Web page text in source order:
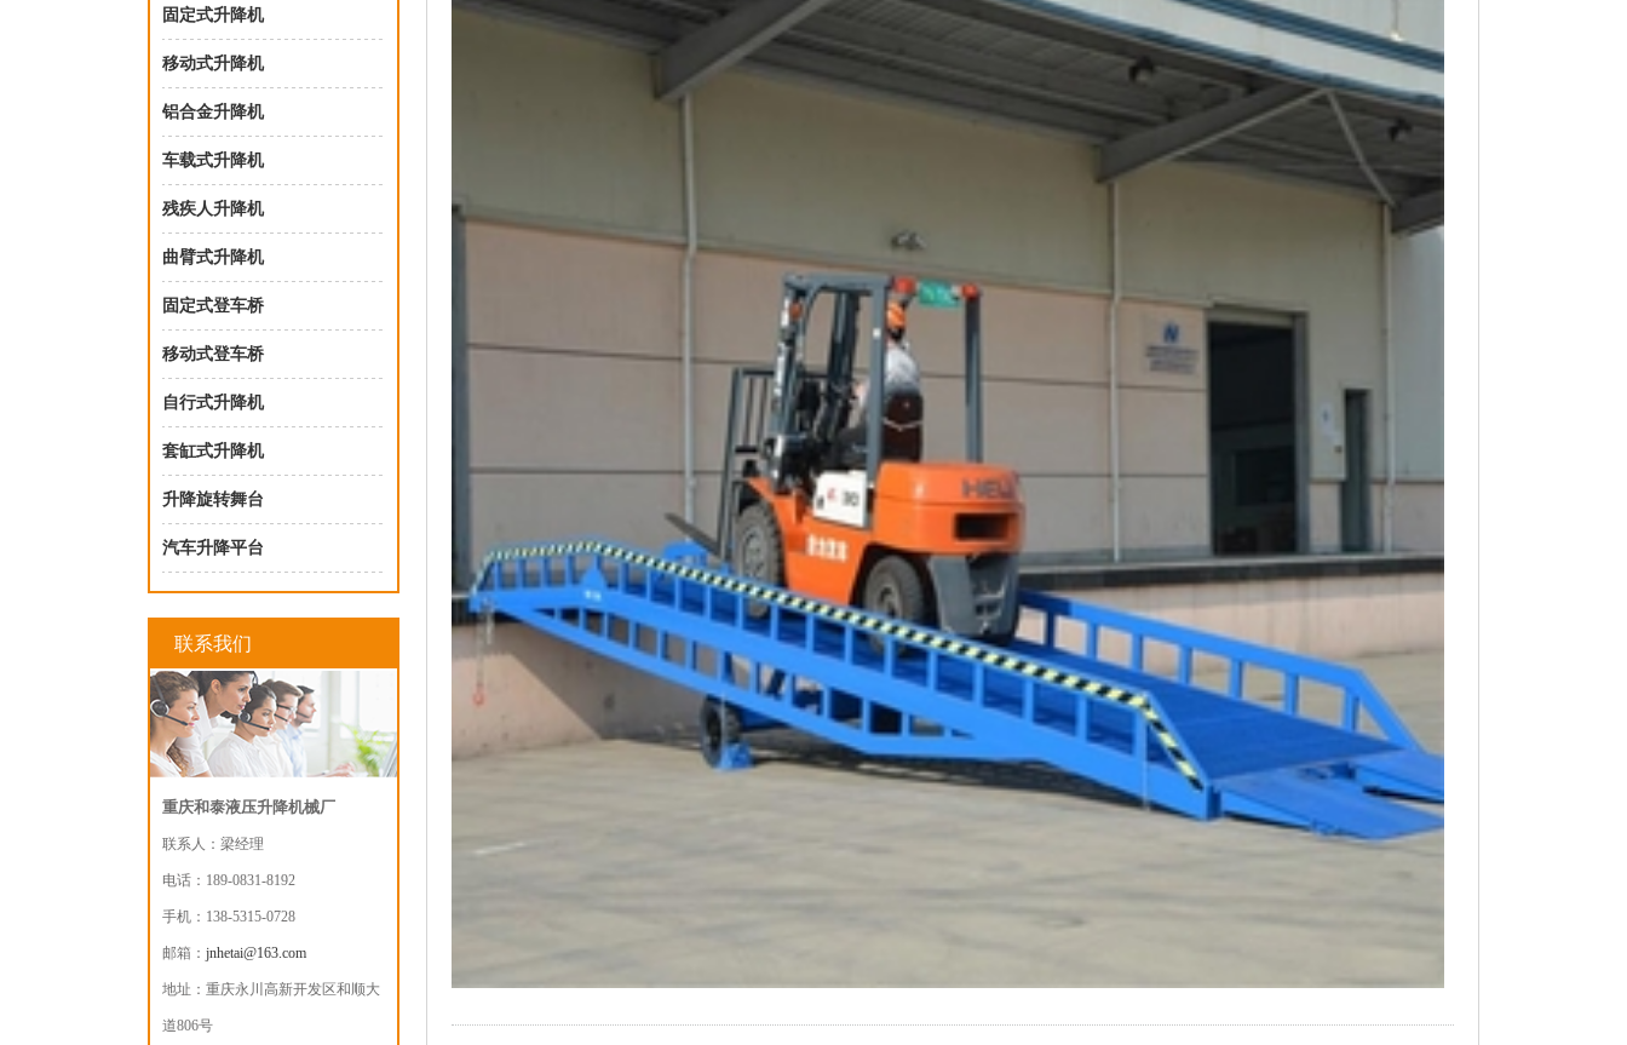
固定式升降机
移动式升降机
铝合金升降机
车载式升降机
残疾人升降机
曲臂式升降机
固定式登车桥
移动式登车桥
自行式升降机
套缸式升降机
升降旋转舞台
汽车升降平台
联系我们
重庆和泰液压升降机械厂
联系人：梁经理
电话：189-0831-8192
手机：138-5315-0728
邮箱： jnhetai@163.com
地址：重庆永川高新开发区和顺大
道806号